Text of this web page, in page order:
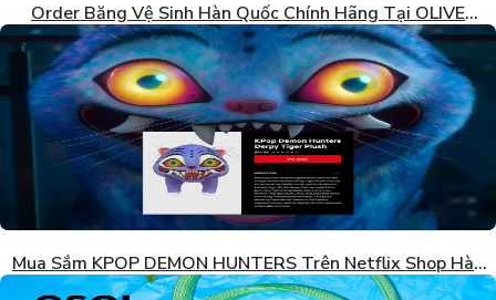
Order Băng Vệ Sinh Hàn Quốc Chính Hãng Tại OLIVE
YOUNG
Mua Sắm KPOP DEMON HUNTERS Trên Netflix Shop Hàn
Quốc